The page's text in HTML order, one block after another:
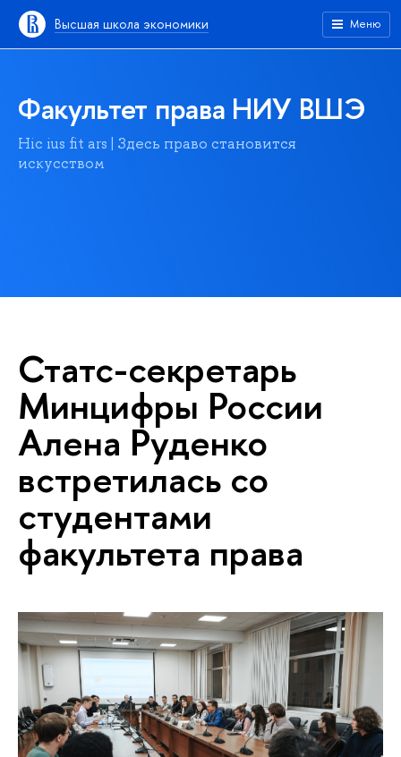
Высшая школа экономики Меню
Факультет права НИУ ВШЭ
Hic ius fit ars | Здесь право становится
искусством
Статс-секретарь
Минцифры России
Алена Руденко
встретилась со
студентами
факультета права